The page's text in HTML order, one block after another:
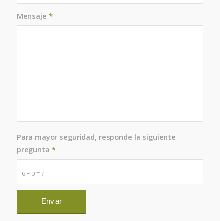
Mensaje *
6 + 0 = ?
Para mayor seguridad, responde la siguiente
pregunta *